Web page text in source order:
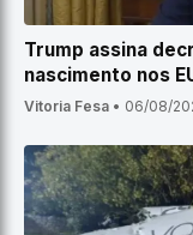
Trump assina
nascimento nos
Vitoria Fesa • 06/08/